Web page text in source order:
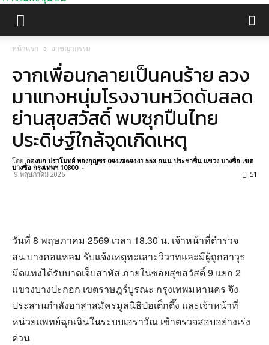
หน้าแรก อาชญากรรม
จากเพื่อนกลายเป็นคนร้าย ลวง
มาแทงหนุ่มโรงงานหวิดดับสลด
ย่านสุขสวัสดิ์ พบซุกปืนไทย
ประดิษฐ์ใกล้จุดเกิดเหตุ
โดย กองบก.ปราโมทย์ ทองกุญชร 0947869441 558 ถนน ประชาชื่น แขวง บางซื่อ เขต
บางซื่อ กรุงเทพฯ 10800 -
9 พฤษภาคม 2026 51
วันที่ 8 พฤษภาคม 2569 เวลา 18.30 น. เจ้าหน้าที่ตำรวจ
สน.บางคอแหลม รับแจ้งเหตุทะเลาะวิวาทและมีผู้ถูกอาวุธ
มีดแทงได้รับบาดเจ็บสาหัส ภายในซอยสุขสวัสดิ์ 9 แยก 2
แขวงบางปะกอก เขตราษฎร์บูรณะ กรุงเทพมหานคร จึง
ประสานกำลังอาสาสมัครมูลนิธิป่อเต็กตึ๊ง และเจ้าหน้าที่
หน่วยแพทย์ฉุกเฉินในระบบเอราวัณ เข้าตรวจสอบอย่างเร่ง
ด่วน